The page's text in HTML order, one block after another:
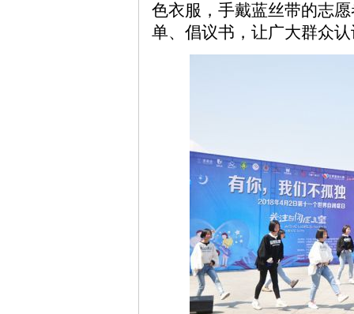
色衣服，手戴蓝丝带的志
单、倡议书，让广大群众